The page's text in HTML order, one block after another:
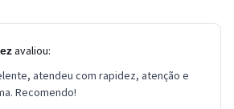
avaliou:
atendeu com rapidez, atenção e
Recomendo!